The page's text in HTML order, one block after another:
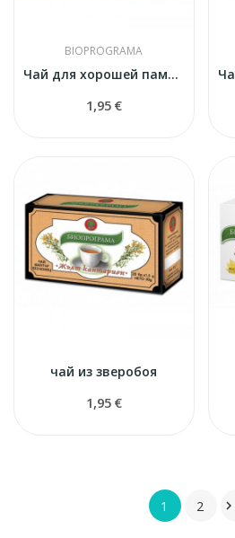
BIOPROGRAMA
Чай для хорошей памяти
1,95 €
чай из зверобоя
1,95 €
1 2 